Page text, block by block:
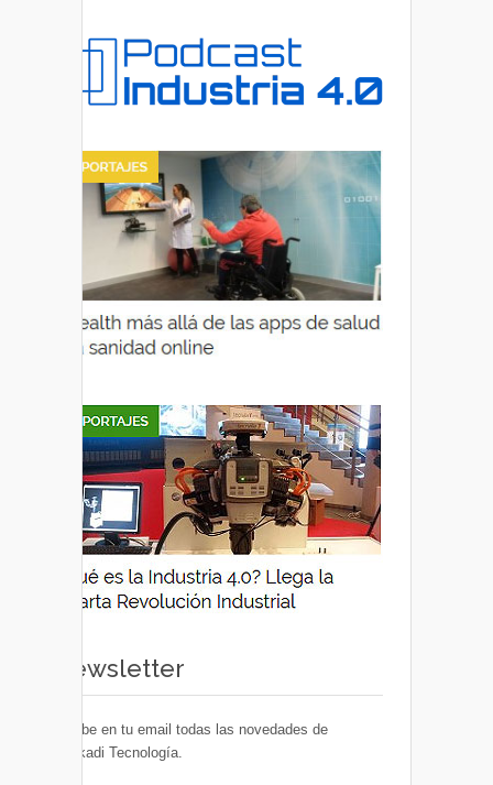
Newsletter
Recibe en tu email todas las novedades de
Euskadi Tecnología.